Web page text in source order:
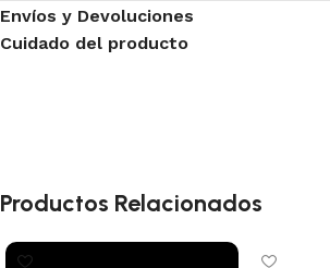
Envíos y Devoluciones
Cuidado del producto
Productos Relacionados